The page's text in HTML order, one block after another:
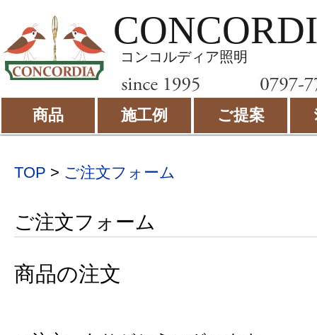
コンコルディア照明
商品 施工例 ご提案
TOP > ご注文フォーム
ご注文フォーム
商品の注文